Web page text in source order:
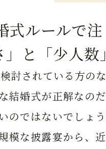
式ルールで
」と「少人数
討されている方の
結婚式が正解なの
のではないでしょ
模な披露宴から、